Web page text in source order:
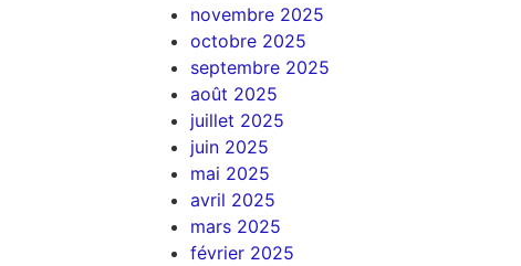
novembre 2025
octobre 2025
septembre 2025
août 2025
juillet 2025
juin 2025
mai 2025
avril 2025
mars 2025
février 2025